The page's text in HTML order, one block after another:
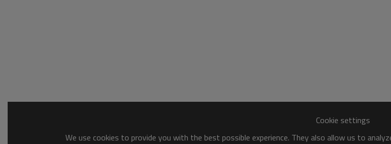
Cookie settings
We use cookies to provide you with the best possible experience. They also allow us to